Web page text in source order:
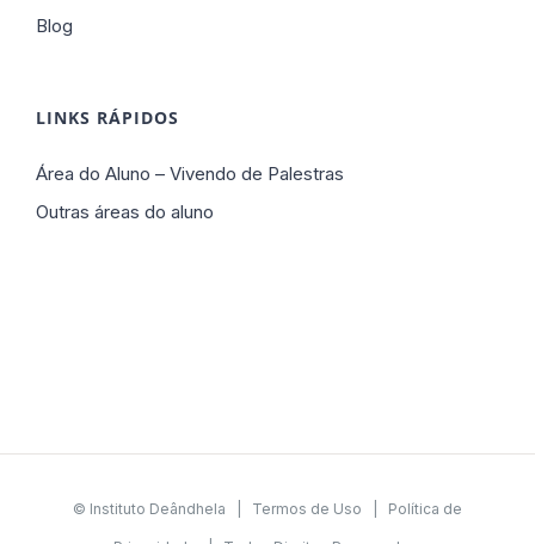
Blog
LINKS RÁPIDOS
Área do Aluno – Vivendo de Palestras
Outras áreas do aluno
© Instituto Deândhela | Termos de Uso Política de